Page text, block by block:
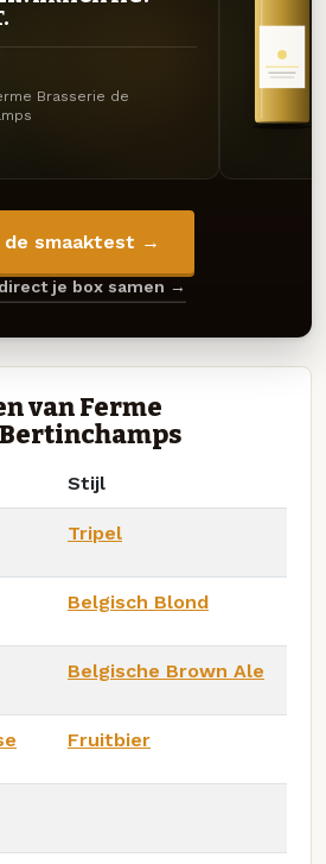
Brasserie de
de smaaktest →
je box samen →
van Ferme
Stijl
Tripel
Belgisch Blond
Belgische Brown Ale
Fruitbier